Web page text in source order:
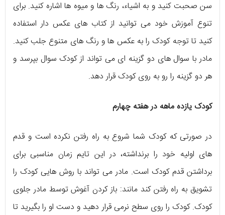
سن صحبت کنید و به اشیاء، رنگ ها و میوه ها اشاره کنید. برای
تنوع آموزش خود می توانید از کتاب های عکس دار استفاده
کنید تا توجه کودک را به عکس ها و رنگ های متنوع جلب کنید.
مادر با سوال های دو گزینه ای می تواند از کودک سوال بپرسد و
هر دو گزینه را رو به روی کودک قرار دهد.
کودک یازده ماهه در هفته چهارم
در صورتی که کودک شما شروع به راه رفتن نکرده است و قدم
های اولیه خود را برنداشته، در این تایم زمان مناسبی برای
برداشتن قدم کودک است. مادر می تواند با روش هایی کودک را
تشویق به راه رفتن کند مانند: باز کردن آغوش توسط مادر جلوی
کودک. کودک را روی سطح نرمی قرار دهید و دست او را بگیرید تا